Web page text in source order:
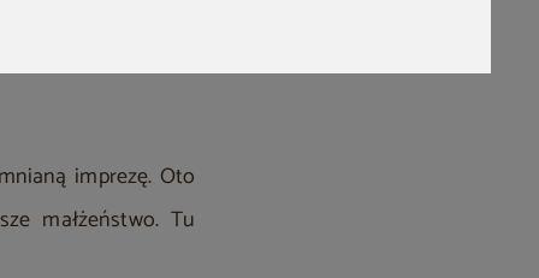
imprezę. Oto
małżeństwo. Tu